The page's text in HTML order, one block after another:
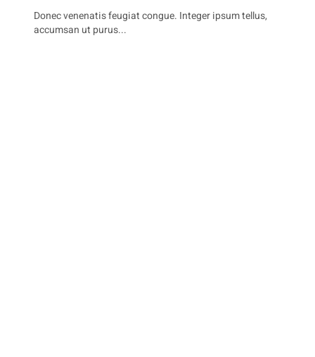
Donec venenatis feugiat congue. Integer ipsum tellus,
accumsan ut purus...